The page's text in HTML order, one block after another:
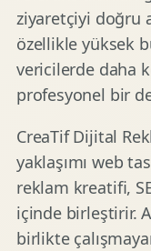
ziyaretçiyi doğru
özellikle yüksek
vericilerde daha
profesyonel bir
CreaTif Dijital
yaklaşımı web
reklam kreatifi,
içinde birleştirir.
birlikte